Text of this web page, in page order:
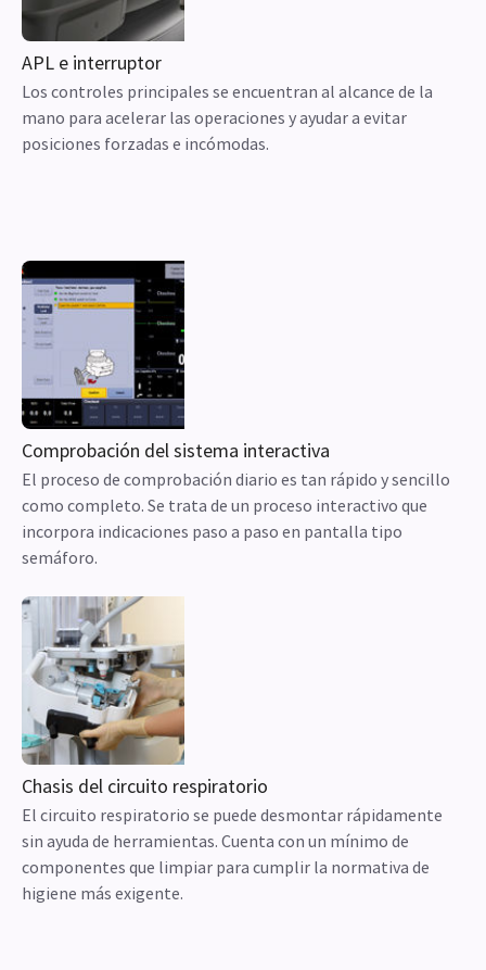
APL e interruptor
Los controles principales se encuentran al alcance de la
mano para acelerar las operaciones y ayudar a evitar
posiciones forzadas e incómodas.
Comprobación del sistema interactiva
El proceso de comprobación diario es tan rápido y sencillo
como completo. Se trata de un proceso interactivo que
incorpora indicaciones paso a paso en pantalla tipo
semáforo.
Chasis del circuito respiratorio
El circuito respiratorio se puede desmontar rápidamente
sin ayuda de herramientas. Cuenta con un mínimo de
componentes que limpiar para cumplir la normativa de
higiene más exigente.